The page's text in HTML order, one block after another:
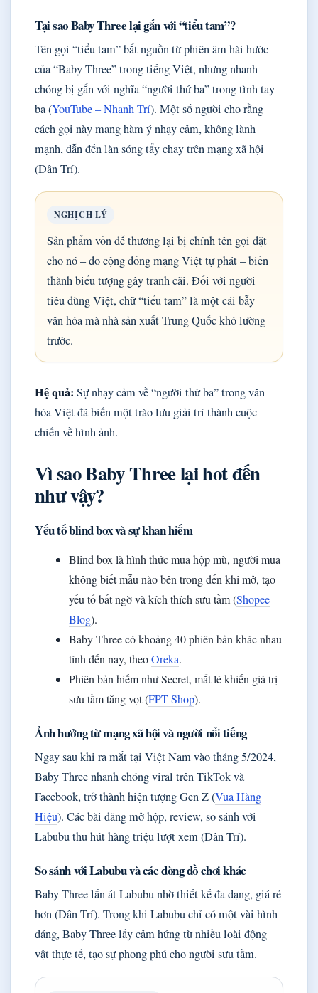
Tại sao Baby Three lại gắn với “tiểu tam”?
Tên gọi “tiểu tam” bắt nguồn từ phiên âm hài hước
của “Baby Three” trong tiếng Việt, nhưng nhanh
chóng bị gắn với nghĩa “người thứ ba” trong tình tay
ba (YouTube – Nhanh Trí). Một số người cho rằng
cách gọi này mang hàm ý nhạy cảm, không lành
mạnh, dẫn đến làn sóng tẩy chay trên mạng xã hội
(Dân Trí).
NGHỊCH LÝ
Sản phẩm vốn dễ thương lại bị chính tên gọi đặt
cho nó – do cộng đồng mạng Việt tự phát – biến
thành biểu tượng gây tranh cãi. Đối với người
tiêu dùng Việt, chữ “tiểu tam” là một cái bẫy
văn hóa mà nhà sản xuất Trung Quốc khó lường
trước.
Hệ quả: Sự nhạy cảm về “người thứ ba” trong văn
hóa Việt đã biến một trào lưu giải trí thành cuộc
chiến về hình ảnh.
Vì sao Baby Three lại hot đến
như vậy?
Yếu tố blind box và sự khan hiếm
Blind box là hình thức mua hộp mù, người mua
không biết mẫu nào bên trong đến khi mở, tạo
yếu tố bất ngờ và kích thích sưu tầm (Shopee
Blog).
Baby Three có khoảng 40 phiên bản khác nhau
tính đến nay, theoOreka.
Phiên bản hiếm như Secret, mắt lé khiến giá trị
sưu tầm tăng vọt (FPT Shop).
Ảnh hưởng từ mạng xã hội và người nổi tiếng
Ngay sau khi ra mắt tại Việt Nam vào tháng 5/2024,
Baby Three nhanh chóng viral trên TikTok và
Facebook, trở thành hiện tượng Gen Z (Vua Hàng
Hiệu). Các bài đăng mở hộp, review, so sánh với
Labubu thu hút hàng triệu lượt xem (Dân Trí).
So sánh với Labubu và các dòng đồ chơi khác
Baby Three lấn át Labubu nhờ thiết kế đa dạng, giá rẻ
hơn (Dân Trí). Trong khi Labubu chỉ có một vài hình
dáng, Baby Three lấy cảm hứng từ nhiều loài động
vật thực tế, tạo sự phong phú cho người sưu tầm.